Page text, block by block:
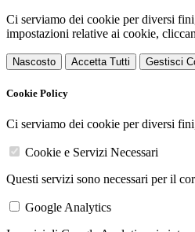
Ci serviamo dei cookie per diversi
impostazioni relative ai cookie,
Nascosto Accetta Tutti Gestisci
Cookie Policy
Ci serviamo dei cookie per diversi
Cookie e Servizi Necessari
Questi servizi sono necessari per il
Google Analytics